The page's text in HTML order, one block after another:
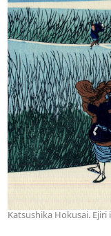
Katsushika Hokusai.